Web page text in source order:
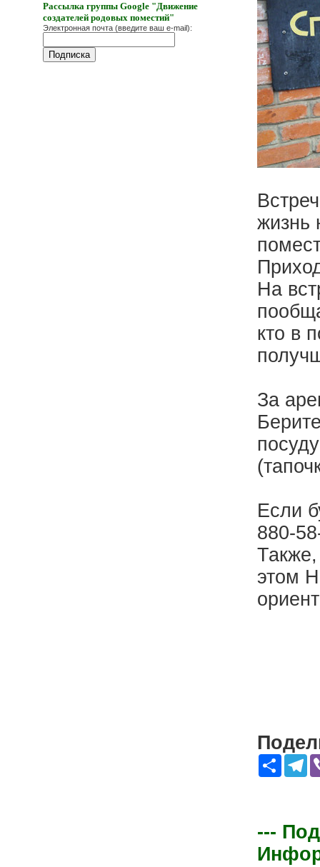
Рассылка группы Google "Движение
создателей родовых поместий"
Электронная почта (введите ваш e-mail):
жизнь
На
кто в
За
Если
880-
этом
Share
---